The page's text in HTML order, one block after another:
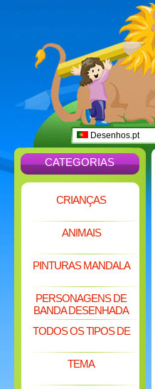
Desenhos.pt
CATEGORIAS
CRIANÇAS
ANIMAIS
PINTURAS MANDALA
PERSONAGENS DE
BANDA DESENHADA
TODOS OS TIPOS DE
TEMA